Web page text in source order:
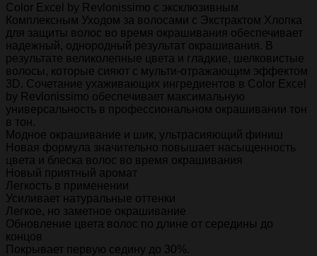
Color Excel by Revlonissimo с эксклюзивным
Комплексным Уходом за волосами с Экстрактом Хлопка
для защиты волос во время окрашивания обеспечивает
надежный, однородный результат окрашивания. В
результате великолепные цвета и гладкие, шелковистые
волосы, которые сияют c мульти-отражающим эффектом
3D. Сочетание ухаживающих ингредиентов в Color Excel
by Revlonissimo обеспечивает максимальную
универсальность в профессиональном окрашивании тон
в тон.
Модное окрашивание и шик, ультрасияющий финиш
Новая формула значительно повышает насыщенность
цвета и блеска волос во время окрашивания
Новый приятный аромат
Легкость в применении
Усиливает натуральные оттенки
Легкое, но заметное окрашивание
Обновление цвета волос по длине от середины до
концов
Покрывает первую седину до 30%.